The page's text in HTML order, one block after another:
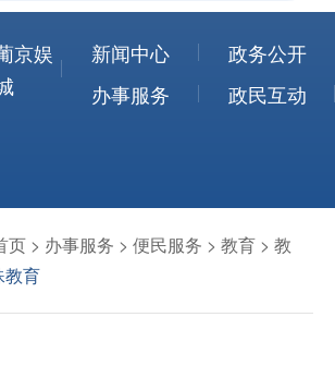
京娱
新闻中心
政务公开
办事服务
政民互动
页 > 办事服务 > 便民服务 > 教育 > 教
教育